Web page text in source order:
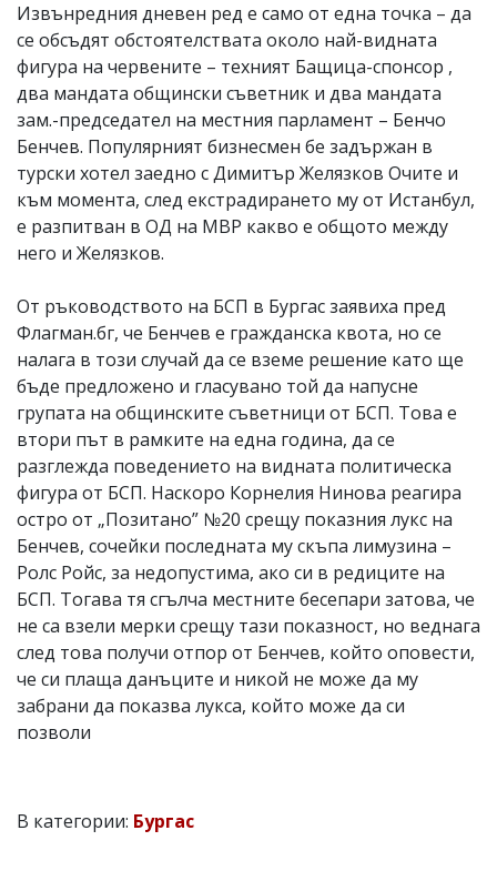
Извънредния дневен ред е само от една точка – да
се обсъдят обстоятелствата около най-видната
фигура на червените – техният Бащица-спонсор ,
два мандата общински съветник и два мандата
зам.-председател на местния парламент – Бенчо
Бенчев. Популярният бизнесмен бе задържан в
турски хотел заедно с Димитър Желязков Очите и
към момента, след екстрадирането му от Истанбул,
е разпитван в ОД на МВР какво е общото между
него и Желязков.
От ръководството на БСП в Бургас заявиха пред
Флагман.бг, че Бенчев е гражданска квота, но се
налага в този случай да се вземе решение като ще
бъде предложено и гласувано той да напусне
групата на общинските съветници от БСП. Това е
втори път в рамките на една година, да се
разглежда поведението на видната политическа
фигура от БСП. Наскоро Корнелия Нинова реагира
остро от „Позитано” №20 срещу показния лукс на
Бенчев, сочейки последната му скъпа лимузина –
Ролс Ройс, за недопустима, ако си в редиците на
БСП. Тогава тя сгълча местните бесепари затова, че
не са взели мерки срещу тази показност, но веднага
след това получи отпор от Бенчев, който оповести,
че си плаща данъците и никой не може да му
забрани да показва лукса, който може да си
позволи
В категории: Бургас